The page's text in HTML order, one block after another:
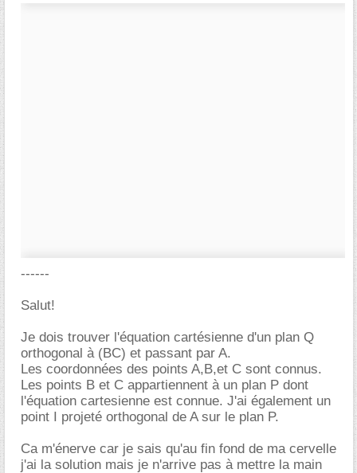
------
Salut!
Je dois trouver l'équation cartésienne d'un plan Q
orthogonal à (BC) et passant par A.
Les coordonnées des points A,B,et C sont connus.
Les points B et C appartiennent à un plan P dont
l'équation cartesienne est connue. J'ai également un
point I projeté orthogonal de A sur le plan P.
Ca m'énerve car je sais qu'au fin fond de ma cervelle
j'ai la solution mais je n'arrive pas à mettre la main